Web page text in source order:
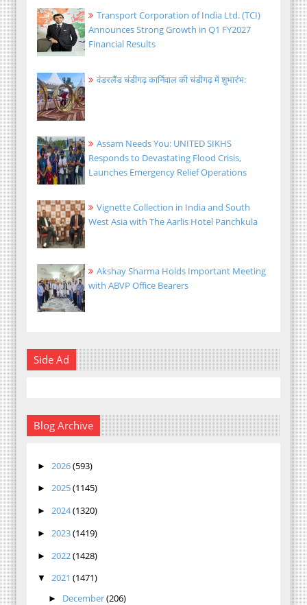
Transport Corporation of India Ltd. (TCI)
Announces Strong Growth in Q1 FY2027
Financial Results
वंडरलैंड चंडीगढ़ कार्निवाल की चंडीगढ़ में शुभारंभ:
Assam Needs You: UNITED SIKHS
Responds to Devastating Flood Crisis,
Launches Emergency Relief Operations
Vignette Collection in India and South
West Asia with The Aarlis Hotel Panchkula
Akshay Sharma Holds Important Meeting
with ABVP Office Bearers
Side Ad
Blog Archive
► 2026(593)
► 2025(1145)
► 2024(1320)
► 2023(1419)
► 2022(1428)
▼ 2021 (1471)
► December(206)